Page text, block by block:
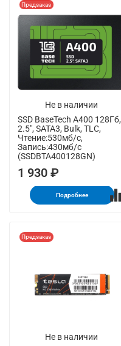
Не в наличии
Предзаказ
SSD BaseTech A400 128Гб,
2.5", SATA3, Bulk, TLC,
Чтение:530мб/с,
Запись:430мб/с
(SSDBTA400128GN)
1 930 ₽
Подробнее
Не в наличии
Предзаказ